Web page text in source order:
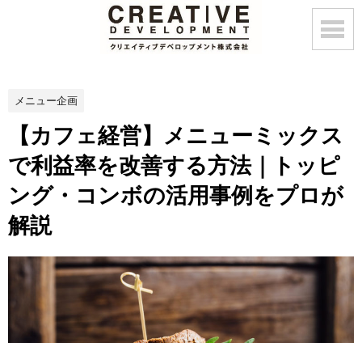
メニュー企画
【カフェ経営】メニューミックス
で利益率を改善する方法｜トッピ
ング・コンボの活用事例をプロが
解説